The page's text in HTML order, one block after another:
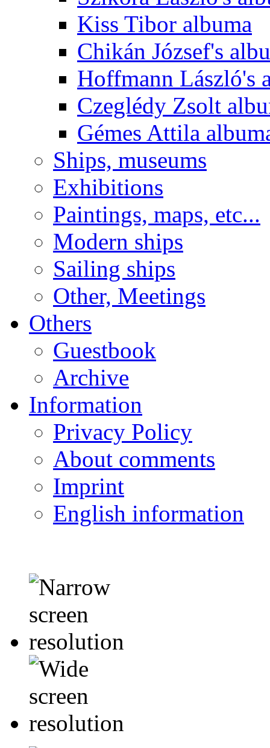
Kiss Tibor albuma
Chikán József's
Hoffmann László's
Czeglédy Zsolt
Gémes Attila
Ships, museums
Exhibitions
Paintings, maps, etc...
Modern ships
Sailing ships
Other, Meetings
Others
Guestbook
Archive
Information
Privacy Policy
About comments
Imprint
English information